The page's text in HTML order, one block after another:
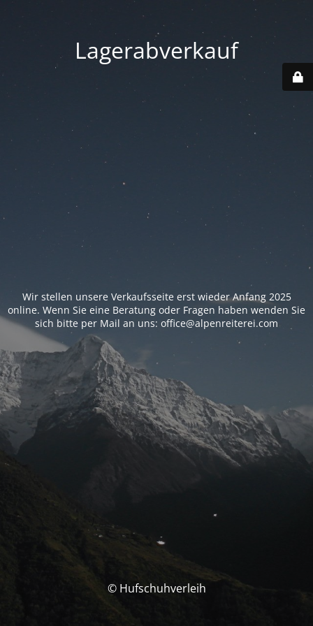
Lagerabverkauf
Wir stellen unsere Verkaufsseite erst wieder Anfang 2025
online. Wenn Sie eine Beratung oder Fragen haben wenden Sie
sich bitte per Mail an uns: office@alpenreiterei.com
© Hufschuhverleih